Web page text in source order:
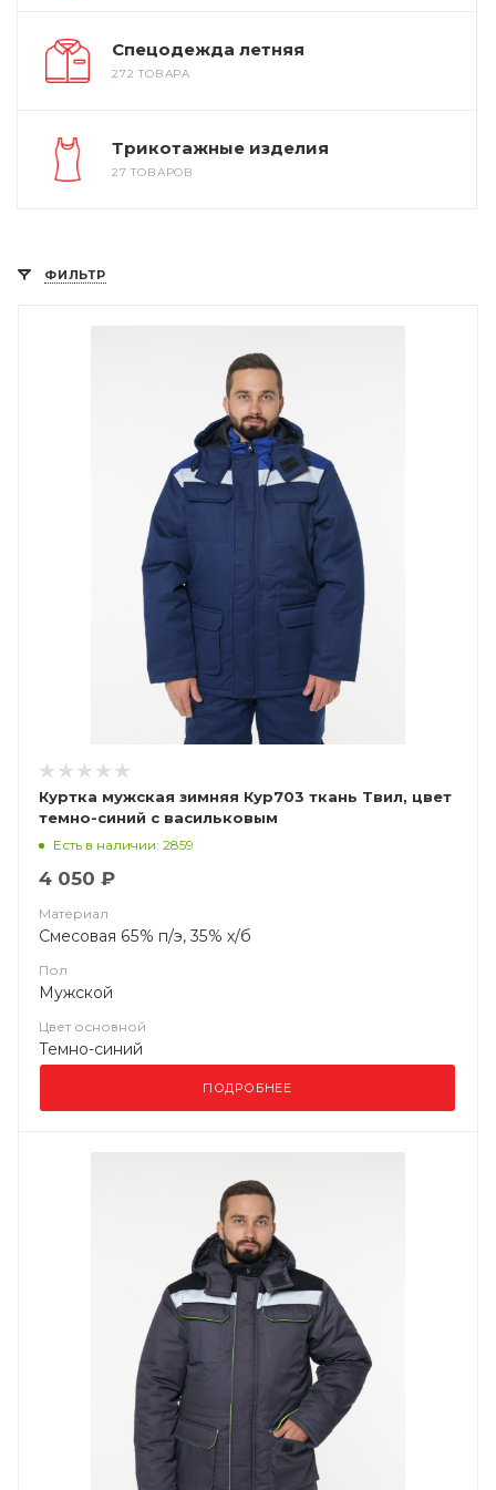
Спецодежда летняя
272 ТОВАРА
Трикотажные изделия
27 ТОВАРОВ
ФИЛЬТР
Куртка мужская зимняя Кур703 ткань Твил, цвет
темно-синий с васильковым
Есть в наличии: 2859
4 050 ₽
Материал
Смесовая 65% п/э, 35% х/б
Пол
Мужской
Цвет основной
Темно-синий
ПОДРОБНЕЕ